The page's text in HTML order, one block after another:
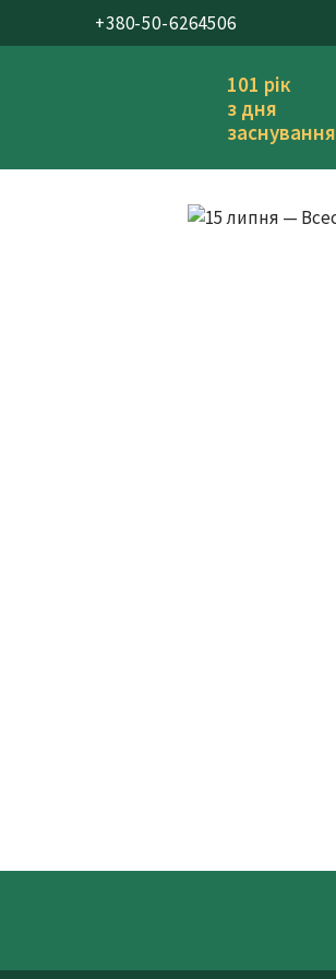
+380-50-6264506
101 рік
з дня
заснування